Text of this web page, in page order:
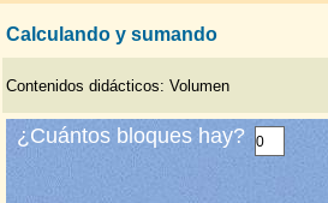
Calculando y sumando
Contenidos didácticos: Volumen